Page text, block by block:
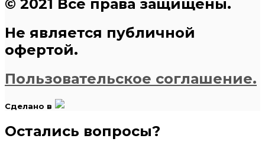
© 2021 Все права защищены.
Не является публичной
офертой.
Пользовательское соглашение.
Сделано в
Остались вопросы?